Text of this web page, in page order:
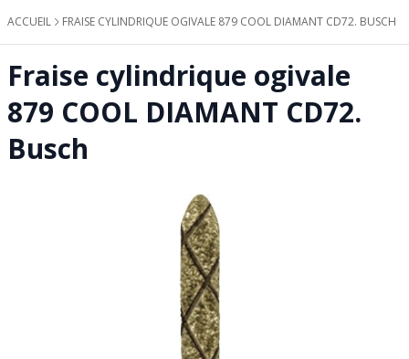
ACCUEIL FRAISE CYLINDRIQUE OGIVALE 879 COOL DIAMANT CD72. BUSCH
Fraise cylindrique ogivale
879 COOL DIAMANT CD72.
Busch